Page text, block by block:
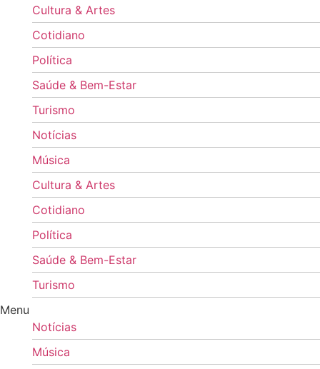
Cultura & Artes
Cotidiano
Política
Saúde & Bem-Estar
Turismo
Notícias
Música
Cultura & Artes
Cotidiano
Política
Saúde & Bem-Estar
Turismo
Menu
Notícias
Música